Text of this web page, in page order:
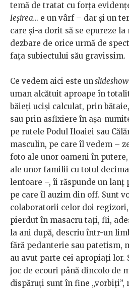
temă de tratat cu forța
Ieșirea... e un vârf – dar și un
care și-a dorit să se epureze la
dezbare de orice urmă de
fața subiectului său gravissim.
Ce vedem aici este unslideshow
uman alcătuit aproape în
băieți uciși calculat, prin
sau prin asfixiere în așa-
pe rutele Podul Iloaiei sau
masculin, pe care îl vedem –
foto ale unor oameni în
ale unor familii cu totul
lentoare –, îi răspunde un
pe care îl auzim din off. Sunt
colaboratorii celor doi
pierdut în masacru tați, fii,
la ani după, descriu într-un
fără pedanterie sau patetism,
au avut parte cei apropiați lor.
joc de ecouri până dincolo de
dispăruți sunt în fine